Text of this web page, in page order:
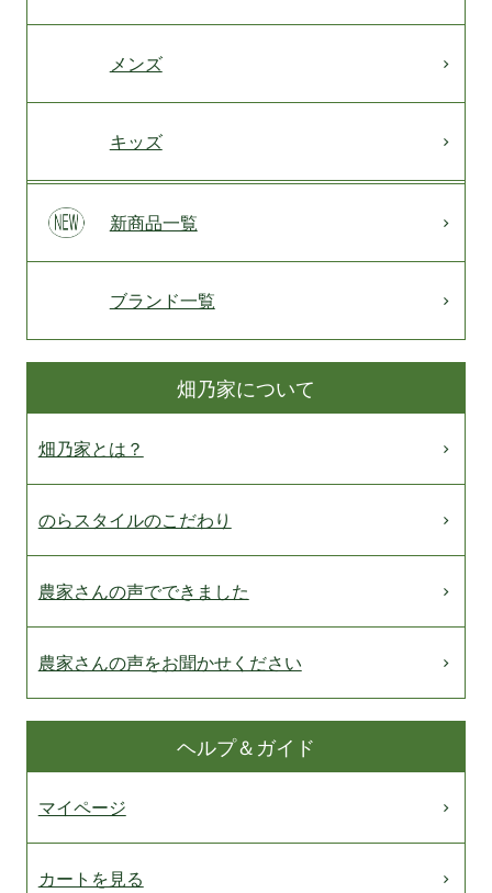
メンズ
キッズ
新商品一覧
ブランド一覧
畑乃家について
畑乃家とは？
のらスタイルのこだわり
農家さんの声でできました
農家さんの声をお聞かせください
ヘルプ＆ガイド
マイページ
カートを見る